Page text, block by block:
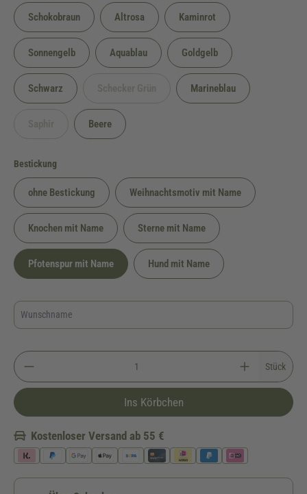
Schokobraun Altrosa Kaminrot
Sonnengelb Aquablau Goldgelb
Schwarz (Diese Option ist zurzeit nicht verfügbar.)
Marineblau
(Diese Option ist zurzeit nicht verfügbar.)
Beere
Bestickung
ohne Bestickung Weihnachtsmotiv mit Name
Knochen mit Name Sterne mit Name
Pfotenspur mit Name Hund mit Name
Stück
Ins Körbchen
Kostenloser Versand ab 55 €